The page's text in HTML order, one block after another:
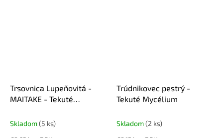
Trsovnica Lupeňovitá -
MAITAKE - Tekuté
Skladom(5 ks)
Trúdnikovec pestrý -
Tekuté Mycélium
Skladom(2 ks)